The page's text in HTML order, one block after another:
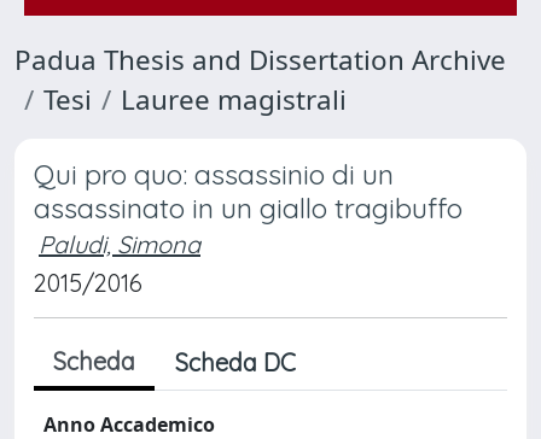
Padua Thesis and Dissertation Archive
Tesi
Lauree magistrali
Qui pro quo: assassinio di un
assassinato in un giallo tragibuffo
Paludi, Simona
2015/2016
Scheda Scheda DC
Anno Accademico